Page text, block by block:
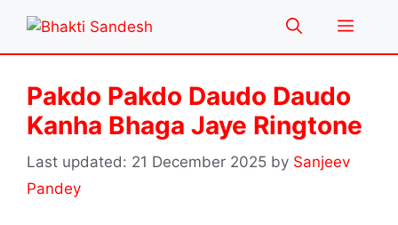
content
Menu
Pakdo Pakdo Daudo Daudo
Kanha Bhaga Jaye Ringtone
21 December 2025 by Sanjeev
Pandey